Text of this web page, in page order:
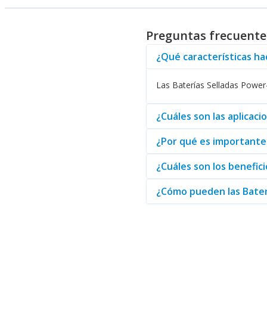
Para aquellos que buscan
dispositivos, puede estar
En resumen, las Baterías
son una inversión inteligente
Preguntas
¿Qué características
Las Baterías Selladas
¿Cuáles son las
¿Por qué es
¿Cuáles son los
¿Cómo pueden las